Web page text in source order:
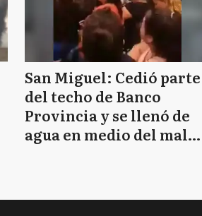
San Miguel: Cedió parte
del techo de Banco
Provincia y se llenó de
agua en medio del mal